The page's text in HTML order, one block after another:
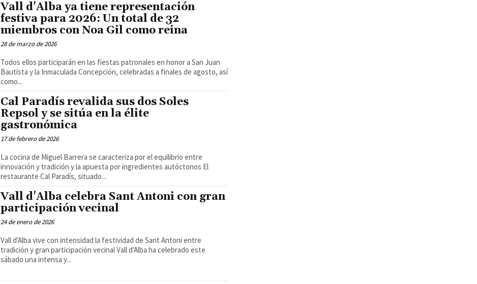
Vall d'Alba ya tiene representación
festiva para 2026: Un total de 32
miembros con Noa Gil como reina
28 de marzo de 2026
Todos ellos participarán en las fiestas patronales en honor a San Juan
Bautista y la Inmaculada Concepción, celebradas a finales de agosto, así
como...
Cal Paradís revalida sus dos Soles
Repsol y se sitúa en la élite
gastronómica
17 de febrero de 2026
La cocina de Miguel Barrera se caracteriza por el equilibrio entre
innovación y tradición y la apuesta por ingredientes autóctonos El
restaurante Cal Paradís, situado...
Vall d'Alba celebra Sant Antoni con gran
participación vecinal
24 de enero de 2026
Vall d'Alba vive con intensidad la festividad de Sant Antoni entre
tradición y gran participación vecinal Vall d'Alba ha celebrado este
sábado una intensa y...